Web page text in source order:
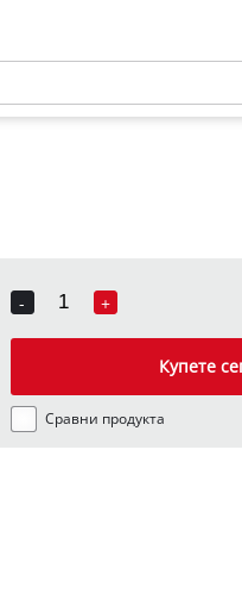
-
Quantity
+
Купете
Сравни продукта